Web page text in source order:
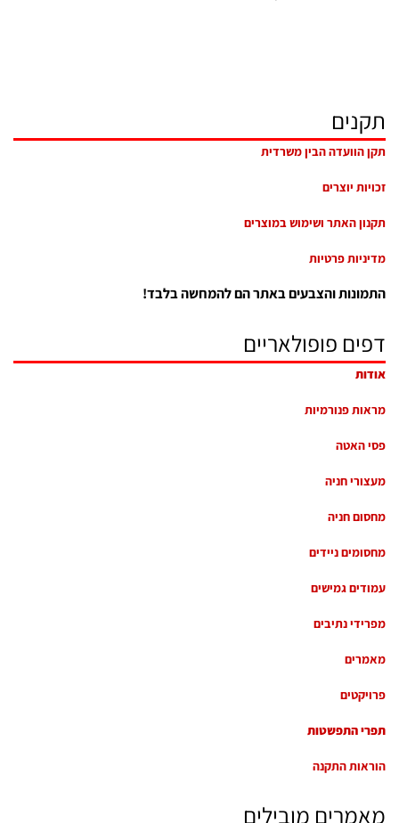
תקנים
תקן הוועדה הבין משרדית
זכויות יוצרים
תקנון האתר ושימוש במוצרים
מדיניות פרטיות
התמונות והצבעים באתר הם להמחשה בלבד!
דפים פופולאריים
אודות
מראות פנורמיות
פסי האטה
מעצורי חניה
מחסום חניה
מחסומים ניידים
עמודים גמישים
מפרידי נתיבים
מאמרים
פרויקטים
תפרי התפשטות
הוראות התקנה
מאמרים מובילים